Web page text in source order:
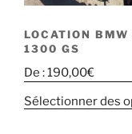
LOCATION BMW
1300 GS
De :190,00€
Sélectionner des